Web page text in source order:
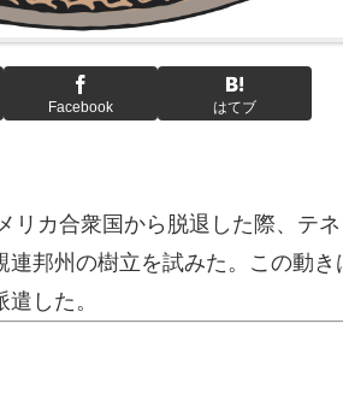
Facebook はてブ
リカ合衆国から脱退した際、テ
邦州の樹立を試みた。この動
した。